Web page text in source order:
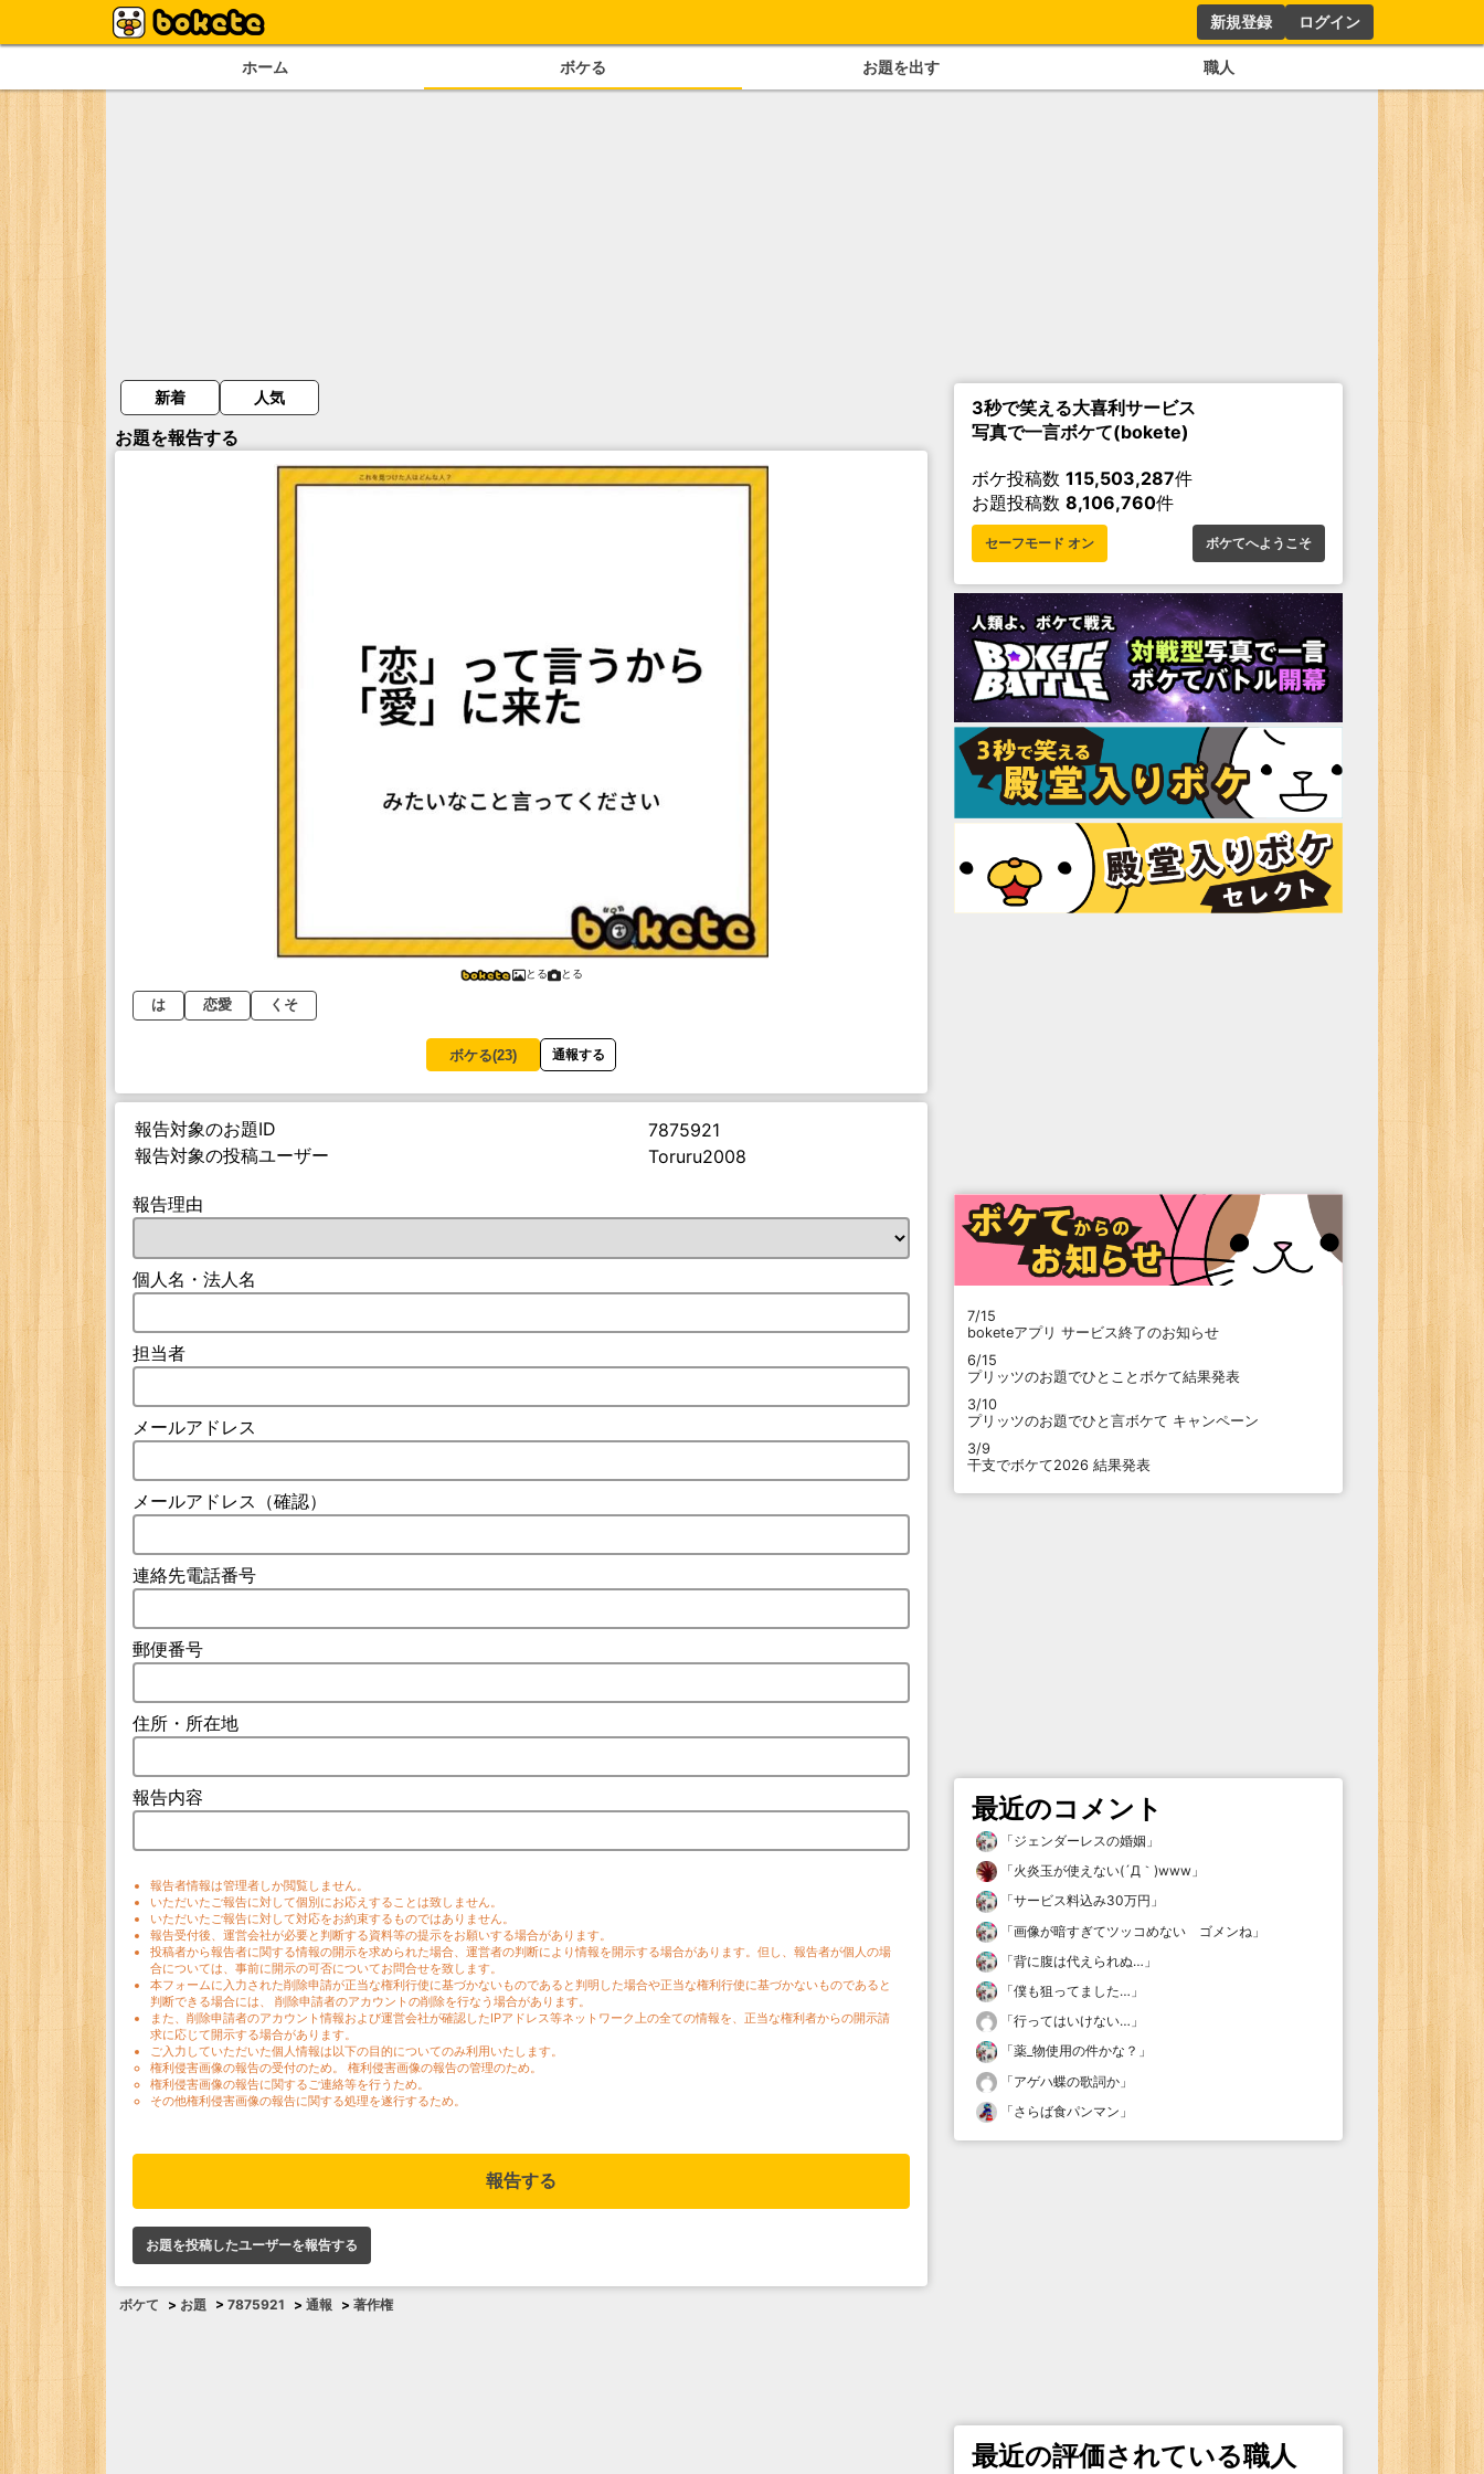
新規登録 ログイン
ホーム ボケる お題を出す 職人
新着 人気
お題を報告する
とる とる
は 恋愛 くそ
ボケる(23) 通報する
報告対象のお題ID
7875921
報告対象の投稿ユーザー
Toruru2008
報告理由
個人名・法人名
担当者
メールアドレス
メールアドレス（確認）
連絡先電話番号
郵便番号
住所・所在地
報告内容
報告者情報は管理者しか閲覧しません。
いただいたご報告に対して個別にお応えすることは致しません。
いただいたご報告に対して対応をお約束するものではありません。
報告受付後、運営会社が必要と判断する資料等の提示をお願いする場合があります。
投稿者から報告者に関する情報の開示を求められた場合、運営者の判断により情報を開示する場合があります。但し、報告者が個人の場
合については、事前に開示の可否についてお問合せを致します。
本フォームに入力された削除申請が正当な権利行使に基づかないものであると判明した場合や正当な権利行使に基づかないものであると
判断できる場合には、 削除申請者のアカウントの削除を行なう場合があります。
また、削除申請者のアカウント情報および運営会社が確認したIPアドレス等ネットワーク上の全ての情報を、正当な権利者からの開示請
求に応じて開示する場合があります。
ご入力していただいた個人情報は以下の目的についてのみ利用いたします。
権利侵害画像の報告の受付のため。 権利侵害画像の報告の管理のため。
権利侵害画像の報告に関するご連絡等を行うため。
その他権利侵害画像の報告に関する処理を遂行するため。
報告する
お題を投稿したユーザーを報告する
ボケて > お題 > 7875921 > 通報 > 著作権
3秒で笑える大喜利サービス
写真で一言ボケて(bokete)
ボケ投稿数 115,503,287件
お題投稿数 8,106,760件
セーフモード オン ボケてへようこそ
7/15
boketeアプリ サービス終了のお知らせ
6/15
プリッツのお題でひとことボケて結果発表
3/10
プリッツのお題でひと言ボケて キャンペーン
3/9
干支でボケて2026 結果発表
最近のコメント
「ジェンダーレスの婚姻 」
「火炎玉が使えない(´Д｀)www 」
「サービス料込み30万円 」
「画像が暗すぎてツッコめない ゴメンね 」
「背に腹は代えられぬ… 」
「僕も狙ってました… 」
「行ってはいけない… 」
「薬_物使用の件かな？ 」
「アゲハ蝶の歌詞か 」
「さらば食パンマン 」
最近の評価されている職人